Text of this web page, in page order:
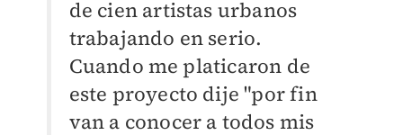
de cien artistas urbanos
trabajando en serio.
Cuando me platicaron de
este proyecto dije "por fin
van a conocer a todos mis